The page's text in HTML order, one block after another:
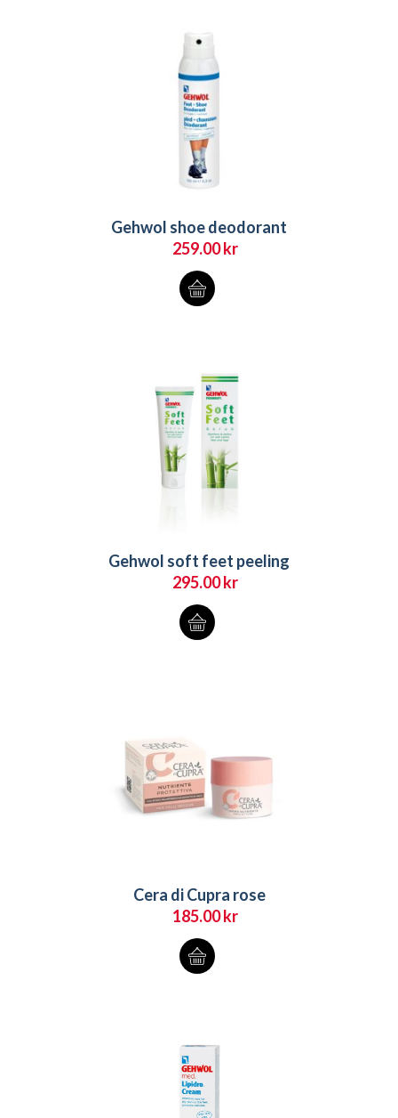
Gehwol shoe deodorant
259.00kr
Gehwol soft feet peeling
295.00kr
Cera di Cupra rose
185.00kr